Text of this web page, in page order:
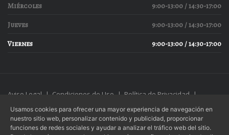
Miércoles
9:00-13:00 / 14:30-17:00
Jueves
9:00-13:00 / 14:30-17:00
Viernes
9:00-13:00 / 14:30-17:00
Aviso Legal | Condiciones de Uso | Política de Privacidad
|
Usamos cookies para ofrecer una mayor experiencia de navegación en
nuestro sitio web, personalizar contenido y publicidad, proporcionar
funciones de redes sociales y ayudar a analizar el tráfico web del sitio.